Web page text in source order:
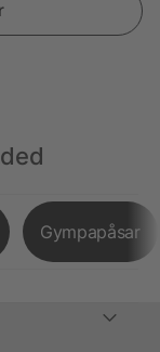
Gympapåsar